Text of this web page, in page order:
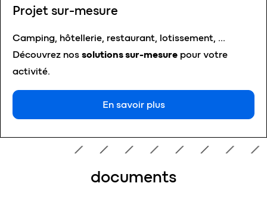
Projet sur-mesure
Camping, hôtellerie, restaurant, lotissement, …
Découvrez nos solutions sur-mesure pour votre
activité.
En savoir plus
documents